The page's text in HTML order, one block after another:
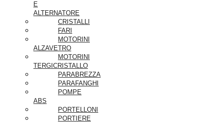
E
ALTERNATORE
CRISTALLI
FARI
MOTORINI
ALZAVETRO
MOTORINI
TERGICRISTALLO
PARABREZZA
PARAFANGHI
POMPE
ABS
PORTELLONI
PORTIERE